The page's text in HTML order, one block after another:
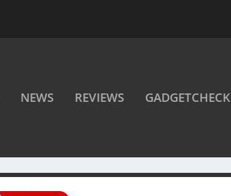
NEWS REVIEWS GADGETCHECK